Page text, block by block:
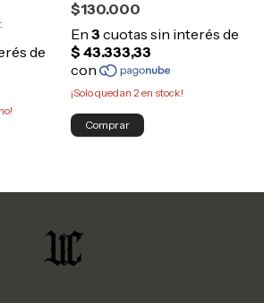
$130.000
¡Solo quedan 2en stock!
Comprar